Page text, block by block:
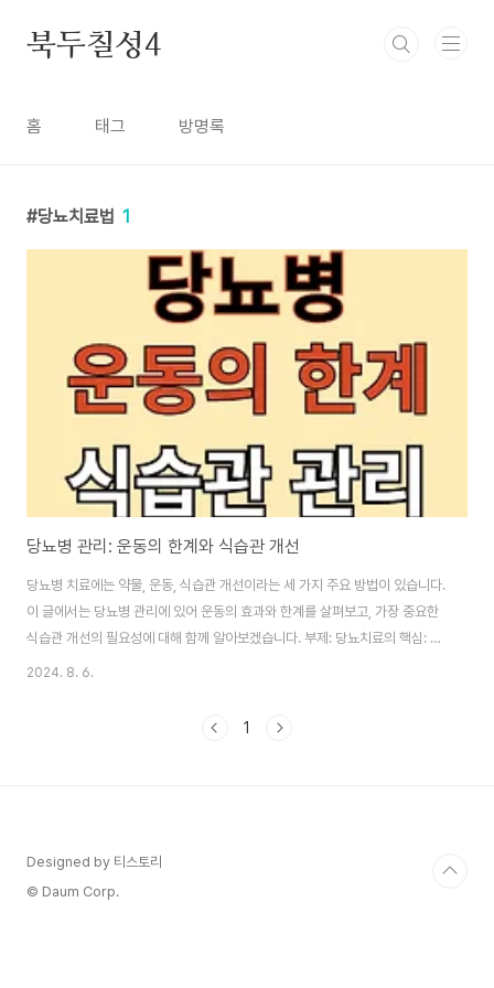
북두칠성4
홈 태그 방명록
당뇨치료법 1
당뇨병 관리: 운동의 한계와 식습관 개선
당뇨병 치료에는 약물, 운동, 식습관 개선이라는 세 가지 주요 방법이 있습니다.
이 글에서는 당뇨병 관리에 있어 운동의 효과와 한계를 살펴보고, 가장 중요한
식습관 개선의 필요성에 대해 함께 알아보겠습니다. 부제: 당뇨치료의 핵심: 운
동인가? 식습관인가? 이 글의 순서0. 이 글의 요약1. 당뇨 3대 치료법2. 운동이
도움 되는 글0. 이 글의 요약 ◑ 당뇨병 치료에는 약물, 운동, 식습관 개선이 필
2024. 8. 6.
1
Designed by 티스토리
© Daum Corp.